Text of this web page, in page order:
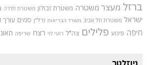
ברזל מעצר משטרה משטרת זבולון משטרת חדרה
ישראל משטרת תל אביב משרד הבריאות נדל"ן סמים עורך
חיפה פיגוע פלילים צה"ל רועי לוי רצח שריפה